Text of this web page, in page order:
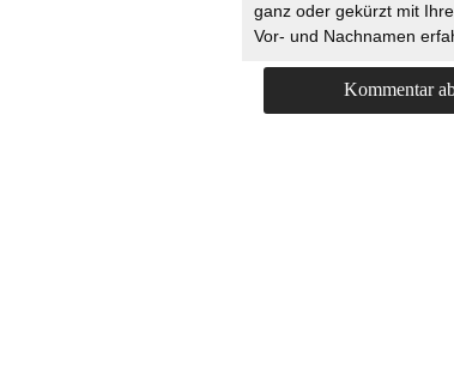
ganz oder gekürzt mit
Vor- und Nachnamen